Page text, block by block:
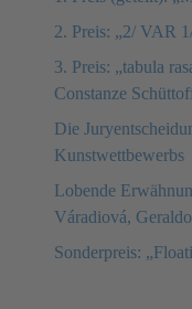
2. Preis: „2/ VAR
3. Preis: „tabula
Constanze
Die
Kunstwettbewerbs
Lobende
Váradiová,
Sonderpreis: